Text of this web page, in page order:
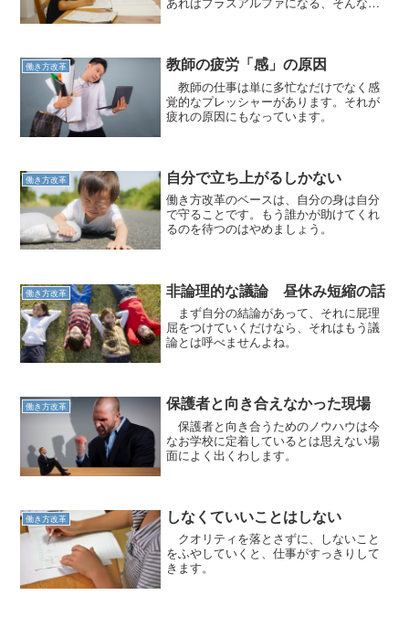
働き方改革 教師の疲労「感」の原因
教師の仕事は単に多忙なだけでなく感
覚的なプレッシャーがあります。それが
疲れの原因にもなっています。
働き方改革 自分で立ち上がるしかない
働き方改革のベースは、自分の身は自分
で守ることです。もう誰かが助けてくれ
るのを待つのはやめましょう。
働き方改革 非論理的な議論 昼休み短縮の話
まず自分の結論があって、それに屁理
屈をつけていくだけなら、それはもう議
論とは呼べませんよね。
働き方改革 保護者と向き合えなかった現場
保護者と向き合うためのノウハウは今
なお学校に定着しているとは思えない場
面によく出くわします。
働き方改革 しなくていいことはしない
クオリティを落とさずに、しないこと
をふやしていくと、仕事がすっきりして
きます。